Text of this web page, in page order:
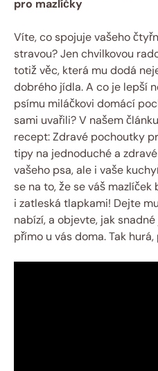
pro mazlíčky
Víte, co spojuje vašeho
stravou? Jen chvilkovou
totiž věc, která mu dodá
dobrého jídla. A co je lepší
psímu miláčkovi domácí
sami uvařili? V našem
recept: Zdravé pochoutky
tipy na jednoduché a
vašeho psa, ale i vaše
se na to, že se váš
i zatleská tlapkami! Dejte
nabízí, a objevte, jak
přímo u vás doma. Tak